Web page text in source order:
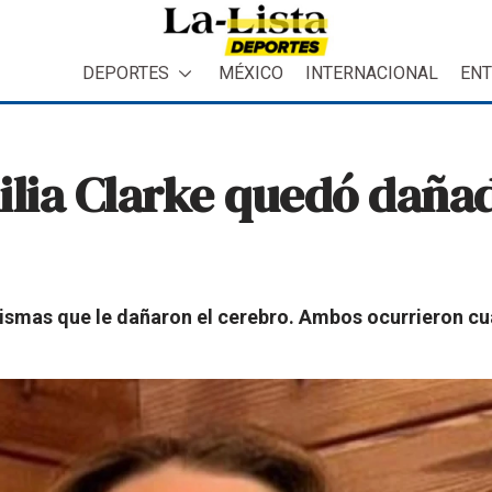
DEPORTES MÉXICO INTERNACIONAL
Clarke quedó
que le dañaron el cerebro. Ambos ocurrieron